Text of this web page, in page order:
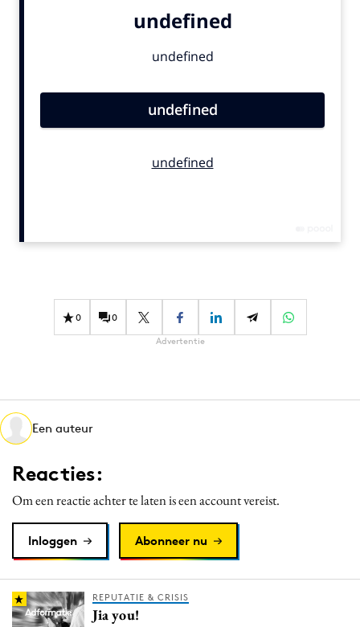
Influencer marketing
Merkstrategie
PR
Programmatic
Purpose Marketing
Reputatie & crisis
0 0
Advertentie
Een auteur
Reacties:
Om een reactie achter te laten is een account vereist.
Inloggen Abonneer nu
REPUTATIE & CRISIS
Jia you!